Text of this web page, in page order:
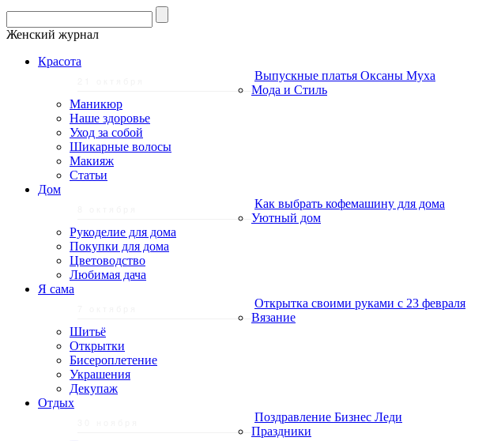
Женский журнал
Красота
Выпускные платья Оксаны Муха
Мода и Стиль
Маникюр
Наше здоровье
Уход за собой
Шикарные волосы
Макияж
Статьи
Дом
Как выбрать кофемашину для дома
Уютный дом
Рукоделие для дома
Покупки для дома
Цветоводство
Любимая дача
Я сама
Открытка своими руками с 23 февраля
Вязание
Шитьё
Открытки
Бисероплетение
Украшения
Декупаж
Отдых
Поздравление Бизнес Леди
Праздники